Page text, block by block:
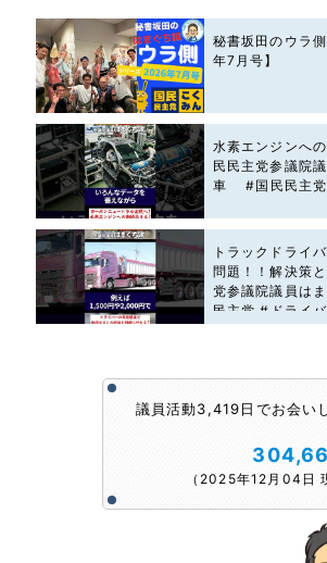
秘書坂田のウラ
年7月号】
水素エンジンへ
民民主党参議院
車 #国民民主党
トラックドライ
問題！！解決策
党参議院議員
民主党 #ドライ
議員活動3,419日でお会い
（2025年12月04日